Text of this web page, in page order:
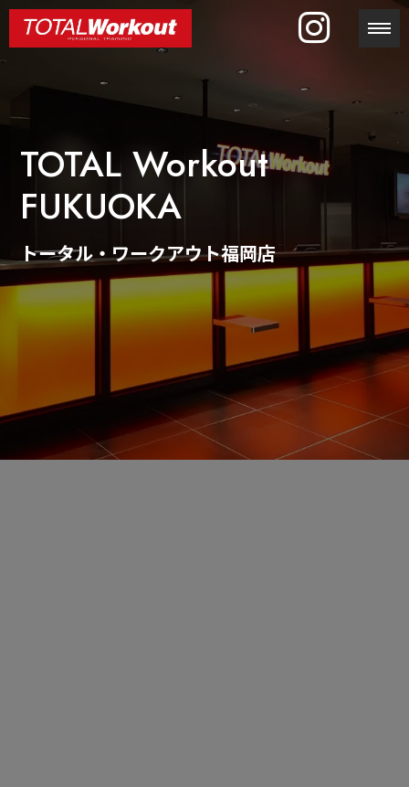
TOTAL Workout
FUKUOKA
トータル・ワークアウト福岡店